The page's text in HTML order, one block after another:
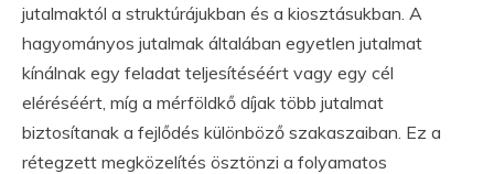
jutalmaktól a struktúrájukban és a kiosztásukban. A
hagyományos jutalmak általában egyetlen jutalmat
kínálnak egy feladat teljesítéséért vagy egy cél
eléréséért, míg a mérföldkő díjak több jutalmat
biztosítanak a fejlődés különböző szakaszaiban. Ez a
rétegzett megközelítés ösztönzi a folyamatos